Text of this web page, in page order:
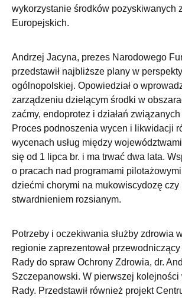
wykorzystanie środków pozyskiwanych
Europejskich.
Andrzej Jacyna, prezes Narodowego
przedstawił najbliższe plany w
ogólnopolskiej. Opowiedział o
zarządzeniu dzielącym środki w
zaćmy, endoprotez i działań
Proces podnoszenia wycen i likwidacji
wycenach usług między
się od 1 lipca br. i ma trwać dwa lata.
o pracach nad programami
dziećmi chorymi na mukowiscydozę czy
stwardnieniem rozsianym.
Potrzeby i oczekiwania służby zdrowia
regionie zaprezentował przewodniczący
Rady do spraw Ochrony Zdrowia, dr.
Szczepanowski. W pierwszej kolejności
Rady. Przedstawił również projekt